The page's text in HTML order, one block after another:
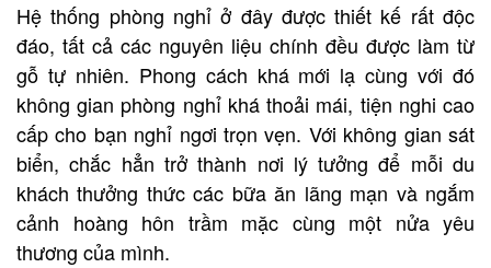
Hệ thống phòng nghỉ ở đây được thiết kế rất độc
đáo, tất cả các nguyên liệu chính đều được làm từ
gỗ tự nhiên. Phong cách khá mới lạ cùng với đó
không gian phòng nghỉ khá thoải mái, tiện nghi cao
cấp cho bạn nghỉ ngơi trọn vẹn. Với không gian sát
biển, chắc hẳn trở thành nơi lý tưởng để mỗi du
khách thưởng thức các bữa ăn lãng mạn và ngắm
cảnh hoàng hôn trầm mặc cùng một nửa yêu
thương của mình.